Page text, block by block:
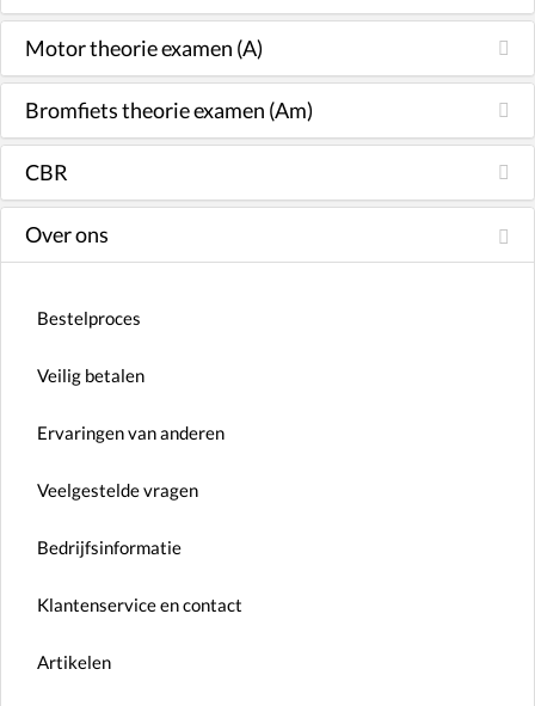
Motor theorie examen (A)
Bromfiets theorie examen (Am)
CBR
Over ons
Bestelproces
Veilig betalen
Ervaringen van anderen
Veelgestelde vragen
Bedrijfsinformatie
Klantenservice en contact
Artikelen